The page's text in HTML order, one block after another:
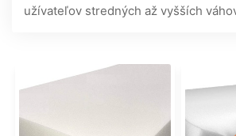
užívateľov stredných až vyšších